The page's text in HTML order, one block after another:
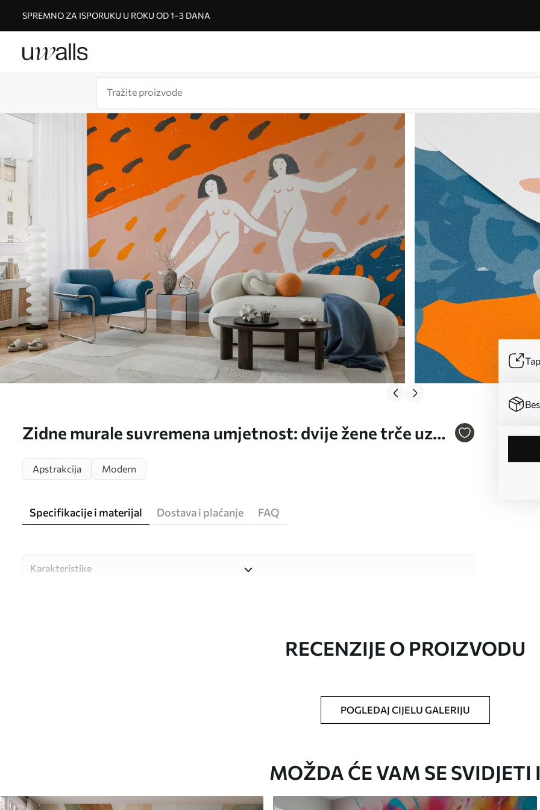
SPREMNO ZA ISPORUKU U ROKU OD 1–3 DANA
Zidne murale suvremena umjetnost: dvije žene trče uz
Apstrakcija Modern
Specifikacije i materijal Dostava i plaćanje FAQ
Karakteristike
Slika se ispisuje u veličini koju ste odredili, izrezana na identične trake
čistiti vodom.
RECENZIJE O PROIZVODU
POGLEDAJ CIJELU GALERIJU
MOŽDA ĆE VAM SE SVIDJETI